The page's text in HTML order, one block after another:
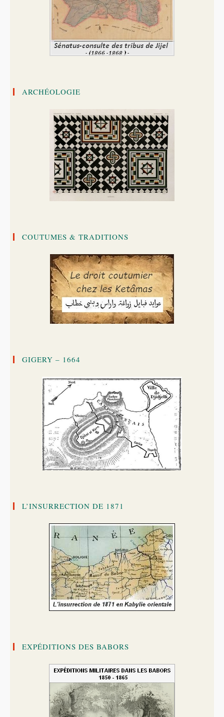
ARCHÉOLOGIE
COUTUMES & TRADITIONS
GIGERY – 1664
L’INSURRECTION DE 1871
EXPÉDITIONS DES BABORS